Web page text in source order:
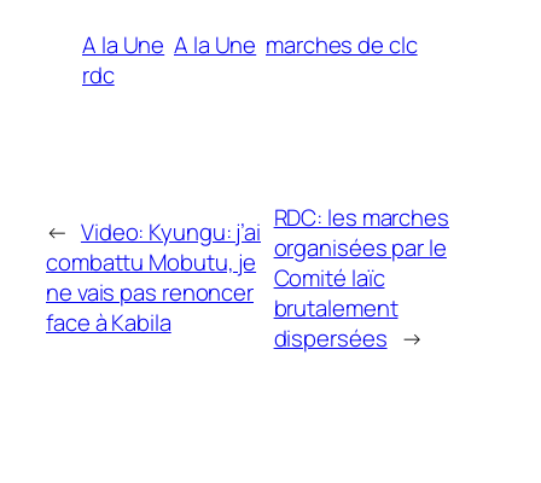
A la Une A la Une marches de clc
rdc
← Video: Kyungu: j’ai
combattu Mobutu, je
ne vais pas renoncer
face à Kabila
RDC: les marches
organisées par le
Comité laïc
brutalement
dispersées →